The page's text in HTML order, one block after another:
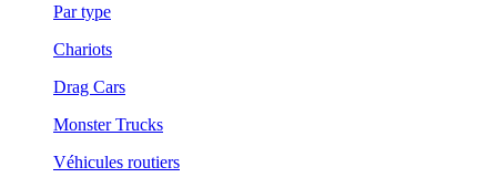
Par type
Chariots
Drag Cars
Monster Trucks
Véhicules routiers